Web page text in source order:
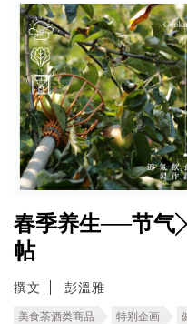
春季养生──节
帖
撰文 彭溫雅
美食茶酒类商品 特别企画